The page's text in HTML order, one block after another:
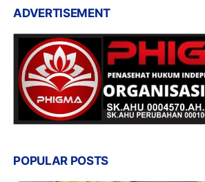
ADVERTISEMENT
POPULAR POSTS